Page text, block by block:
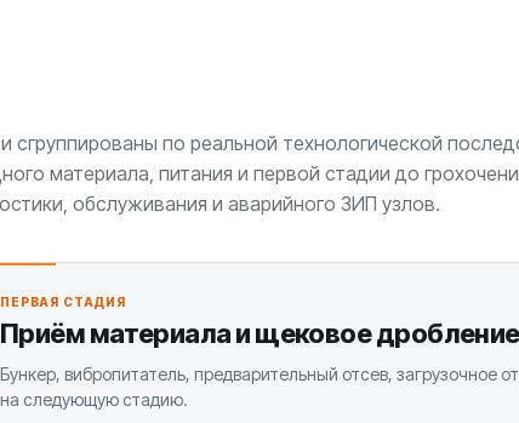
сгруппированы по реальной технологической
материала, питания и первой стадии до
обслуживания и аварийного ЗИП узлов.
ПЕРВАЯ СТАДИЯ
Приём материала и щековое дробление
Бункер, вибропитатель, предварительный отсев, загрузочное
на следующую стадию.